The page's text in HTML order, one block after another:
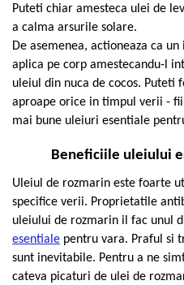
Igienă Personală
Deodorante
Mâini și Unghii
Creme mâini
Tratamente unghii
Cosmetice coreene
Beauty of Joseon
Mary & May
COSRX
BIODANCE
OOTD
Cettua
Omega
Palmier pitic
Probiotice
Proteine din zer (Whey
Quercetin
Seleniu
Seminte de in
Silimarina
Spirulina
Puteti chiar amesteca ulei de
a calma arsurile solare.
De asemenea, actioneaza ca
aplica pe corp amestecandu-l
uleiul din nuca de cocos. Puteti
aproape orice in timpul verii -
mai bune uleiuri esentiale
Beneficiile uleiului
Uleiul de rozmarin este foarte
specifice verii. Proprietatile
uleiului de rozmarin il fac unul
esentiale pentru vara. Praful si
sunt inevitabile. Pentru a ne
cateva picaturi de ulei de